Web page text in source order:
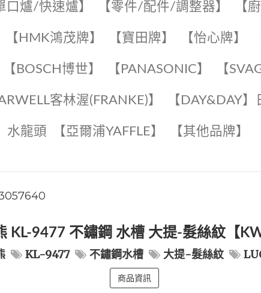
口爐/快速爐】 【零件/配件/調整器】 【
【HMK鴻茂牌】 【寶田牌】 ️【怡心牌】️
【BOSCH博世】 ️【PANASONIC】️ 【
客林渥(FRANKE)】️ 【DAY&DAY
水龍頭️ 【亞爾浦YAFFLE】 ️【其他品牌】️
KL-9477 不鏽鋼 水槽 大提-髮絲紋【
KL-9477 不鏽鋼水槽 大提-髮絲紋
商品資訊